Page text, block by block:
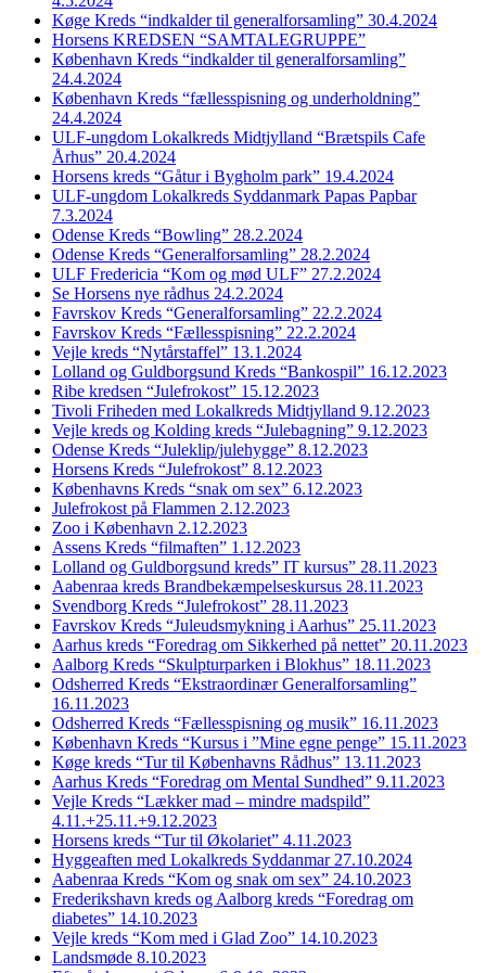
Køge Kreds “indkalder til generalforsamling” 30.4.2024
Horsens KREDSEN “SAMTALEGRUPPE”
København Kreds “indkalder til generalforsamling”
24.4.2024
København Kreds “fællesspisning og underholdning”
24.4.2024
ULF-ungdom Lokalkreds Midtjylland “Brætspils Cafe
Århus” 20.4.2024
Horsens kreds “Gåtur i Bygholm park” 19.4.2024
ULF-ungdom Lokalkreds Syddanmark Papas Papbar
7.3.2024
Odense Kreds “Bowling” 28.2.2024
Odense Kreds “Generalforsamling” 28.2.2024
ULF Fredericia “Kom og mød ULF” 27.2.2024
Se Horsens nye rådhus 24.2.2024
Favrskov Kreds “Generalforsamling” 22.2.2024
Favrskov Kreds “Fællesspisning” 22.2.2024
Vejle kreds “Nytårstaffel” 13.1.2024
Lolland og Guldborgsund Kreds “Bankospil” 16.12.2023
Ribe kredsen “Julefrokost” 15.12.2023
Tivoli Friheden med Lokalkreds Midtjylland 9.12.2023
Vejle kreds og Kolding kreds “Julebagning” 9.12.2023
Odense Kreds “Juleklip/julehygge” 8.12.2023
Horsens Kreds “Julefrokost” 8.12.2023
Københavns Kreds “snak om sex” 6.12.2023
Julefrokost på Flammen 2.12.2023
Zoo i København 2.12.2023
Assens Kreds “filmaften” 1.12.2023
Lolland og Guldborgsund kreds” IT kursus” 28.11.2023
Aabenraa kreds Brandbekæmpelseskursus 28.11.2023
Svendborg Kreds “Julefrokost” 28.11.2023
Favrskov Kreds “Juleudsmykning i Aarhus” 25.11.2023
Aarhus kreds “Foredrag om Sikkerhed på nettet” 20.11.2023
Aalborg Kreds “Skulpturparken i Blokhus” 18.11.2023
Odsherred Kreds “Ekstraordinær Generalforsamling”
16.11.2023
Odsherred Kreds “Fællesspisning og musik” 16.11.2023
København Kreds “Kursus i ”Mine egne penge” 15.11.2023
Køge kreds “Tur til Københavns Rådhus” 13.11.2023
Aarhus Kreds “Foredrag om Mental Sundhed” 9.11.2023
Vejle Kreds “Lækker mad – mindre madspild”
4.11.+25.11.+9.12.2023
Horsens kreds “Tur til Økolariet” 4.11.2023
Hyggeaften med Lokalkreds Syddanmar 27.10.2024
Aabenraa Kreds “Kom og snak om sex” 24.10.2023
Frederikshavn kreds og Aalborg kreds “Foredrag om
diabetes” 14.10.2023
Vejle kreds “Kom med i Glad Zoo” 14.10.2023
Landsmøde 8.10.2023